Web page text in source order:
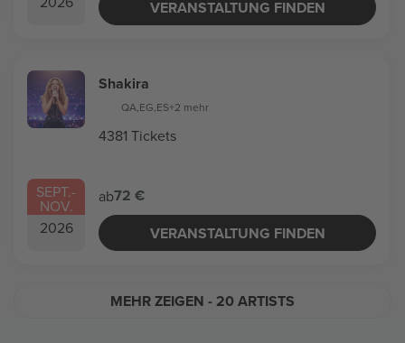
VERANSTALTUNG FINDEN
SEPT.-
NOV.
2026
Shakira
QA,EG,ES+2 mehr
4381 Tickets
ab72 €
VERANSTALTUNG FINDEN
MEHR ZEIGEN - 20 ARTISTS